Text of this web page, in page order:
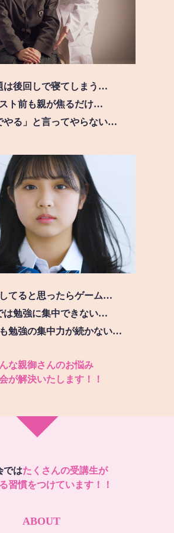
は後回しで寝てしまう…
スト前も親が焦るだけ…
やる」と言ってやらない…
してると思ったらゲーム…
は勉強に集中できない…
も勉強の集中力が続かない…
な親御さんのお悩み
が解決いたします！！
ではたくさんの受講生が
習慣をつけています！！
ABOUT